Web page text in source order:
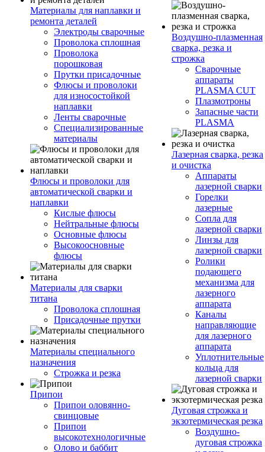
Материалы для наплавки и
ремонта деталей
Электроды сварочные
Проволока сплошная
Проволока
порошковая
Прутки присадочные
Флюсы и проволоки
для износостойкой
наплавки
Ленты сварочные
Специализированные
материалы
Флюсы и проволоки для
автоматической сварки и
наплавки
Кислые флюсы
Нейтральные флюсы
Основные флюсы
Высокоосновные
флюсы
Материалы для сварки
титана
Проволока сплошная
Присадочные прутки
Материалы специального
назначения
Строжка и резка
Припои
Припои оловянно-
свинцовые
Припои
высокотехнологичные
Олово и баббит
Воздушно-плазменная
сварка, резка и
строжка
Сварочные
аппараты
PLASMA CUT
Плазмотроны
Запасные части
PLASMA
Лазерная сварка, резка
и очистка
Аппараты
лазерной сварки
Горелки
лазерные
Сопла для
лазерной сварки
Линзы для
лазерной сварки
Ролики
подающего
механизма для
лазерного
аппарата
Каналы
направляющие
для лазерного
аппарата
Уплотнительные
кольца для
лазерной сварки
Дуговая строжка и
экзотермическая резка
Воздушно-
дуговая строжка